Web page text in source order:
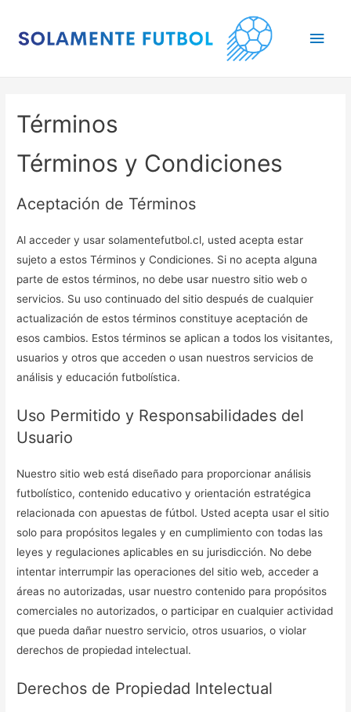
Main
Términos
Términos y Condiciones
Aceptación de Términos
Al acceder y usar solamentefutbol.cl, usted acepta estar
sujeto a estos Términos y Condiciones. Si no acepta alguna
parte de estos términos, no debe usar nuestro sitio web o
servicios. Su uso continuado del sitio después de cualquier
actualización de estos términos constituye aceptación de
esos cambios. Estos términos se aplican a todos los visitantes,
usuarios y otros que acceden o usan nuestros servicios de
análisis y educación futbolística.
Uso Permitido y Responsabilidades del
Usuario
Nuestro sitio web está diseñado para proporcionar análisis
futbolístico, contenido educativo y orientación estratégica
relacionada con apuestas de fútbol. Usted acepta usar el sitio
solo para propósitos legales y en cumplimiento con todas las
leyes y regulaciones aplicables en su jurisdicción. No debe
intentar interrumpir las operaciones del sitio web, acceder a
áreas no autorizadas, usar nuestro contenido para propósitos
comerciales no autorizados, o participar en cualquier actividad
que pueda dañar nuestro servicio, otros usuarios, o violar
derechos de propiedad intelectual.
Derechos de Propiedad Intelectual